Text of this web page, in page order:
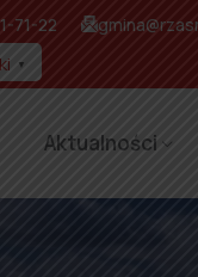
71-22
▼
Aktualności